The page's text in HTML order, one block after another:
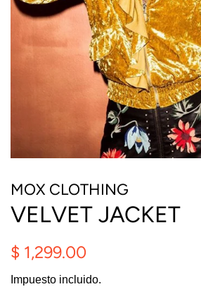
MOX CLOTHING
VELVET JACKET
Precio
$ 1,299.00
oferta
Impuesto incluido.